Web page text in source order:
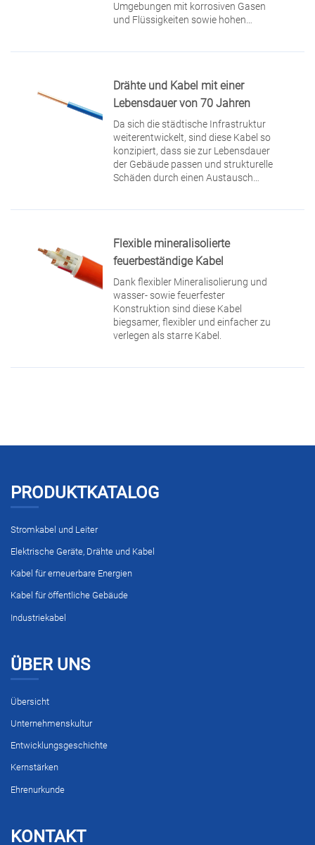
Umgebungen mit korrosiven Gasen
und Flüssigkeiten sowie hohen
gewährleisten einen reibungslosen
Betrieb auch in korrosiven
Drähte und Kabel mit einer
Lebensdauer von 70 Jahren
Da sich die städtische Infrastruktur
weiterentwickelt, sind diese Kabel so
konzipiert, dass sie zur Lebensdauer
der Gebäude passen und strukturelle
Schäden durch einen Austausch
Flexible mineralisolierte
feuerbeständige Kabel
Dank flexibler Mineralisolierung und
wasser- sowie feuerfester
Konstruktion sind diese Kabel
biegsamer, flexibler und einfacher zu
verlegen als starre Kabel.
PRODUKTKATALOG
Stromkabel und Leiter
Elektrische Geräte, Drähte und Kabel
Kabel für erneuerbare Energien
Kabel für öffentliche Gebäude
Industriekabel
ÜBER UNS
Übersicht
Unternehmenskultur
Entwicklungsgeschichte
Kernstärken
Ehrenurkunde
KONTAKT